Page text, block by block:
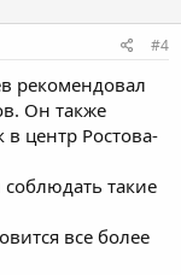
#4
рекомендовал
Он также
в центр Ростова-
такие
все более